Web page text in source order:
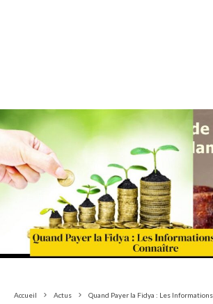
Accueil Actus Quand Payer la Fidya : Les